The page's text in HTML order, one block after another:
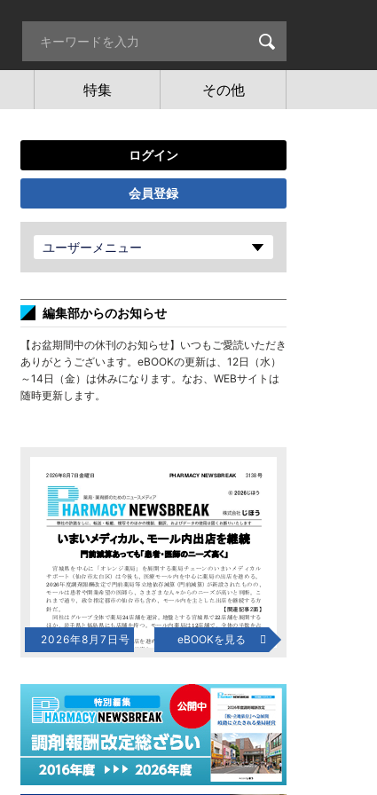
特集 その他
ログイン
会員登録
ユーザーメニュー
編集部からのお知らせ
【お盆期間中の休刊のお知らせ】いつもご愛読いただき
ありがとうございます。eBOOKの更新は、12日（水）
～14日（金）は休みになります。なお、WEBサイトは
随時更新します。
2026年8月7日号 eBOOKを見る